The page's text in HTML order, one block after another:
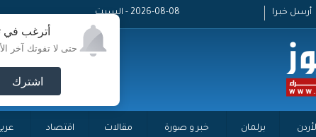
أترغب في
حتى لا تفوتك آخر
اشترك
أرسل خبرا 2026-08-08 - السبت
برلمان خبر و صورة مقالات اقتصاد